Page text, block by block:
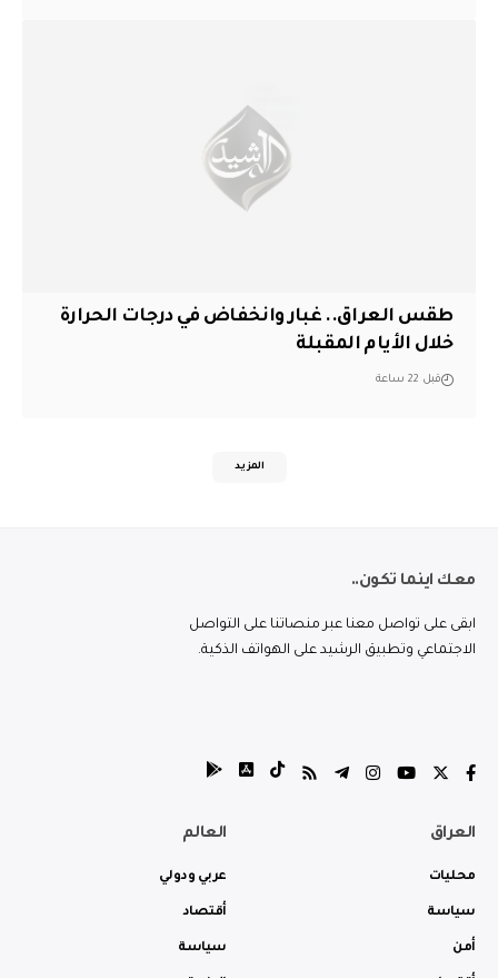
طقس العراق.. غبار وانخفاض في درجات الحرارة
خلال الأيام المقبلة
قبل 22 ساعة
المزيد
معك اينما تكون..
ابقى على تواصل معنا عبر منصاتنا على التواصل
الاجتماعي وتطبيق الرشيد على الهواتف الذكية.
العراق
محليات
سياسة
أمن
العالم
عربي ودولي
أقتصاد
سياسة